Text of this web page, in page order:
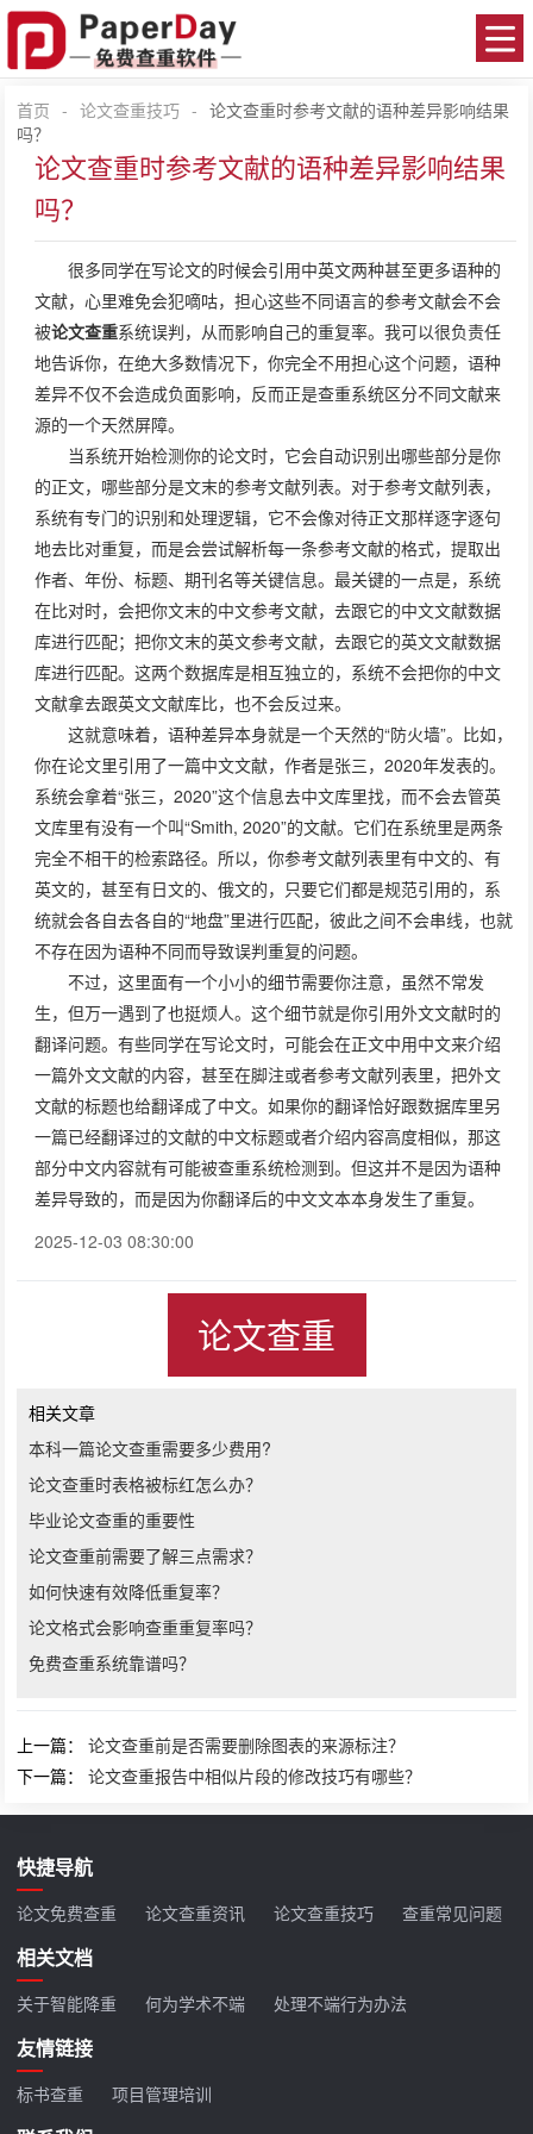
首页 - 论文查重技巧 - 论文查重时参考文献的语种差异影响结果
吗？
论文查重时参考文献的语种差异影响结果
吗？
很多同学在写论文的时候会引用中英文两种甚至更多语种的
文献，心里难免会犯嘀咕，担心这些不同语言的参考文献会不会
被论文查重系统误判，从而影响自己的重复率。我可以很负责任
地告诉你，在绝大多数情况下，你完全不用担心这个问题，语种
差异不仅不会造成负面影响，反而正是查重系统区分不同文献来
源的一个天然屏障。
当系统开始检测你的论文时，它会自动识别出哪些部分是你
的正文，哪些部分是文末的参考文献列表。对于参考文献列表，
系统有专门的识别和处理逻辑，它不会像对待正文那样逐字逐句
地去比对重复，而是会尝试解析每一条参考文献的格式，提取出
作者、年份、标题、期刊名等关键信息。最关键的一点是，系统
在比对时，会把你文末的中文参考文献，去跟它的中文文献数据
库进行匹配；把你文末的英文参考文献，去跟它的英文文献数据
库进行匹配。这两个数据库是相互独立的，系统不会把你的中文
文献拿去跟英文文献库比，也不会反过来。
这就意味着，语种差异本身就是一个天然的“防火墙”。比如，
你在论文里引用了一篇中文文献，作者是张三，2020年发表的。
系统会拿着“张三，2020”这个信息去中文库里找，而不会去管英
文库里有没有一个叫“Smith, 2020”的文献。它们在系统里是两条
完全不相干的检索路径。所以，你参考文献列表里有中文的、有
英文的，甚至有日文的、俄文的，只要它们都是规范引用的，系
统就会各自去各自的“地盘”里进行匹配，彼此之间不会串线，也就
不存在因为语种不同而导致误判重复的问题。
不过，这里面有一个小小的细节需要你注意，虽然不常发
生，但万一遇到了也挺烦人。这个细节就是你引用外文文献时的
翻译问题。有些同学在写论文时，可能会在正文中用中文来介绍
一篇外文文献的内容，甚至在脚注或者参考文献列表里，把外文
文献的标题也给翻译成了中文。如果你的翻译恰好跟数据库里另
一篇已经翻译过的文献的中文标题或者介绍内容高度相似，那这
部分中文内容就有可能被查重系统检测到。但这并不是因为语种
差异导致的，而是因为你翻译后的中文文本本身发生了重复。
2025-12-03 08:30:00
论文查重
相关文章
本科一篇论文查重需要多少费用?
论文查重时表格被标红怎么办？
毕业论文查重的重要性
论文查重前需要了解三点需求？
如何快速有效降低重复率？
论文格式会影响查重重复率吗？
免费查重系统靠谱吗？
上一篇：论文查重前是否需要删除图表的来源标注？
下一篇：论文查重报告中相似片段的修改技巧有哪些？
快捷导航
论文免费查重 论文查重资讯 论文查重技巧 查重常见问题
相关文档
关于智能降重 何为学术不端 处理不端行为办法
友情链接
标书查重 项目管理培训